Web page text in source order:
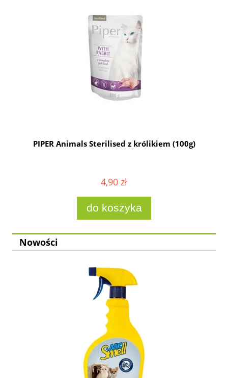
PIPER Animals Sterilised z królikiem (100g)
4,90 zł
do koszyka
Nowości